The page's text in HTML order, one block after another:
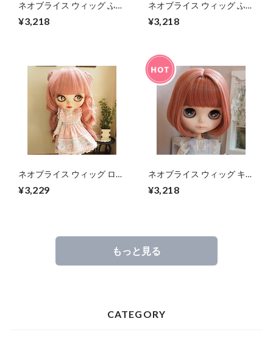
ネオブライス ウィッグ ふん
わりナチュラルウェーブ OE
10インチ/ドール プーリッ
¥3,218
ネオブライス ウィッグ ふん
わりナチュラルウェーブ
BM 10インチ/ドール プー
¥3,218
ネオブライス ウィッグ ロー
ンチ/ドール Blythe Pulip プ
¥3,229
ネオブライス ウィッグ キュ
ンチ/ドール Blythe
¥3,218
もっと見る
CATEGORY